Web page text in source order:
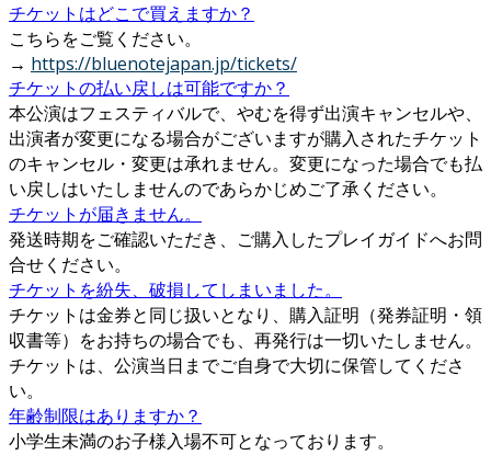
チケットはどこで買えますか？
こちらをご覧ください。
→ https://bluenotejapan.jp/tickets/
チケットの払い戻しは可能ですか？
本公演はフェスティバルで、やむを得ず出演キャンセルや、
出演者が変更になる場合がございますが購入されたチケット
のキャンセル・変更は承れません。変更になった場合でも払
い戻しはいたしませんのであらかじめご了承ください。
チケットが届きません。
発送時期をご確認いただき、ご購入したプレイガイドへお問
合せください。
チケットを紛失、破損してしまいました。
チケットは金券と同じ扱いとなり、購入証明（発券証明・領
収書等）をお持ちの場合でも、再発行は一切いたしません。
チケットは、公演当日までご自身で大切に保管してくださ
い。
年齢制限はありますか？
小学生未満のお子様入場不可となっております。